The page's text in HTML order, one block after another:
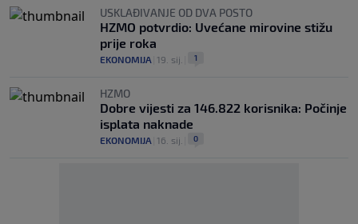
USKLAĐIVANJE OD DVA POSTO
HZMO potvrdio: Uvećane mirovine stižu
prije roka
EKONOMIJA 19. sij. 1
HZMO
Dobre vijesti za 146.822 korisnika: Počinje
isplata naknade
EKONOMIJA 16. sij. 0